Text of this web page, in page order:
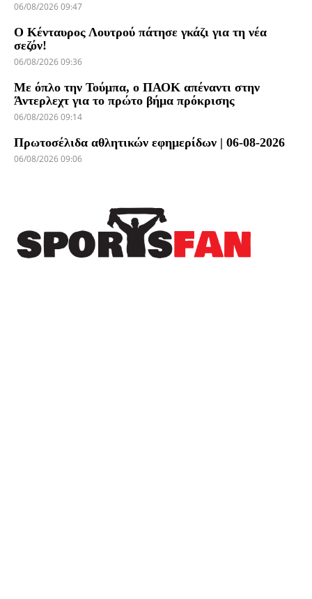
06/08/2026 09:47
Ο Κένταυρος Λουτρού πάτησε γκάζι για τη νέα
σεζόν!
06/08/2026 09:36
Με όπλο την Τούμπα, ο ΠΑΟΚ απέναντι στην
Άντερλεχτ για το πρώτο βήμα πρόκρισης
06/08/2026 09:14
Πρωτοσέλιδα αθλητικών εφημερίδων | 06-08-2026
06/08/2026 09:06